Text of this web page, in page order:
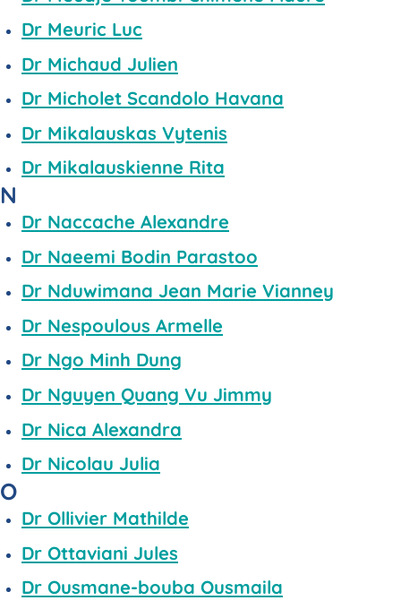
Dr Meuric Luc
Dr Michaud Julien
Dr Micholet Scandolo Havana
Dr Mikalauskas Vytenis
Dr Mikalauskienne Rita
N
Dr Naccache Alexandre
Dr Naeemi Bodin Parastoo
Dr Nduwimana Jean Marie Vianney
Dr Nespoulous Armelle
Dr Ngo Minh Dung
Dr Nguyen Quang Vu Jimmy
Dr Nica Alexandra
Dr Nicolau Julia
O
Dr Ollivier Mathilde
Dr Ottaviani Jules
Dr Ousmane-bouba Ousmaila